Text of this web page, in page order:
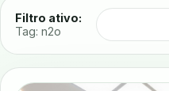
Filtro ativo:
Tag: n2o